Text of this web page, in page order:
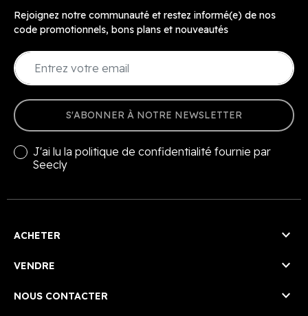
Rejoignez notre communauté et restez informé(e) de nos
code promotionnels, bons plans et nouveautés
S'ABONNER À NOTRE NEWSLETTER
J'ai lu la politique de confidentialité fournie par
Seecly
ACHETER 
VENDRE 
NOUS CONTACTER 